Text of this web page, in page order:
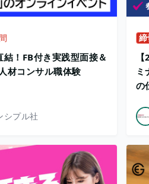
結！FB付き実践型面接＆
材コンサル職体験
シプル社
ミ
の